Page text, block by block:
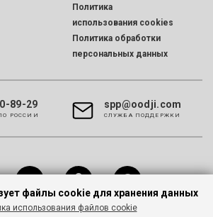
Политика
использования cookies
Политика обработки
персональных данных
89-29
РОССИИ
spp@oodji.com
CЛУЖБА ПОДДЕРЖКИ
файлы cookie для хранения данных
использования файлов cookie